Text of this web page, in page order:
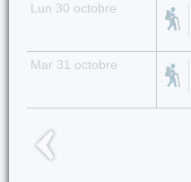
Lun 30 octobre
Mar 31 octobre